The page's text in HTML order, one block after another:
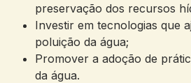
preservação dos recursos
Investir em tecnologias que
poluição da água;
Promover a adoção de
da água.